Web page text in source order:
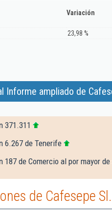
Variación
23,98 %
Informe ampliado de
371.311
6.267 de Tenerife
187 de Comercio al por mayor
de Cafesepe Sl.